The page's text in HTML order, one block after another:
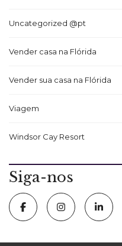
Uncategorized @pt
Vender casa na Flórida
Vender sua casa na Flórida
Viagem
Windsor Cay Resort
Siga-nos